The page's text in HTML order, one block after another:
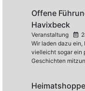
Offene
Havixbeck
Veranstaltung
Wir laden dazu
vielleicht sogar ein
Geschichten